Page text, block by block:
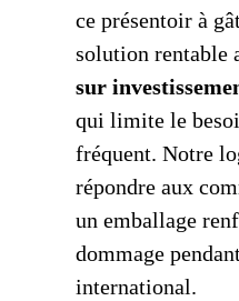
ce présentoir à
solution rentable
sur
qui limite le
fréquent. Notre
répondre aux
un emballage
dommage
international.